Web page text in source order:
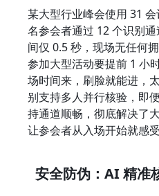
某大型行业峰会使用 31
名参会者通过 12 个识别
间仅 0.5 秒，现场无任何
参加大型活动要提前 1 小
场时间来，刷脸就能进，
别支持多人并行核验，即
持通道顺畅，彻底解决了
让参会者从入场开始就感
安全防伪：AI 精准